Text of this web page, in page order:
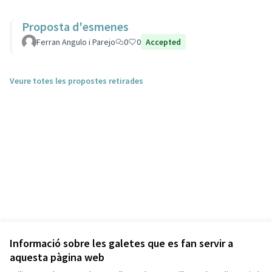
Informació sobre les galetes que es fan servir a
aquesta pàgina web
Proposta d'esmenes
Ferran Angulo i Parejo 0 0 Accepted
Veure totes les propostes retirades